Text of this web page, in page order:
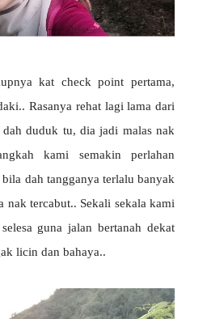
kat check point pertama,
Rasanya rehat lagi lama dari
duduk tu, dia jadi malas nak
kami semakin perlahan
dah tangganya terlalu banyak
nak tercabut.. Sekali sekala kami
guna jalan bertanah dekat
licin dan bahaya..